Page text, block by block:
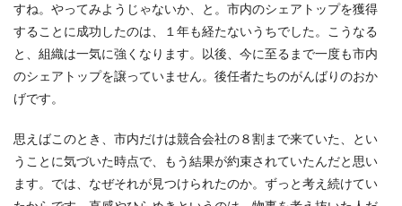
すね。やってみようじゃないか、と。市内のシェアトップを獲得
することに成功したのは、１年も経たないうちでした。こうなる
と、組織は一気に強くなります。以後、今に至るまで一度も市内
のシェアトップを譲っていません。後任者たちのがんばりのおか
げです。
思えばこのとき、市内だけは競合会社の８割まで来ていた、とい
うことに気づいた時点で、もう結果が約束されていたんだと思い
ます。では、なぜそれが見つけられたのか。ずっと考え続けてい